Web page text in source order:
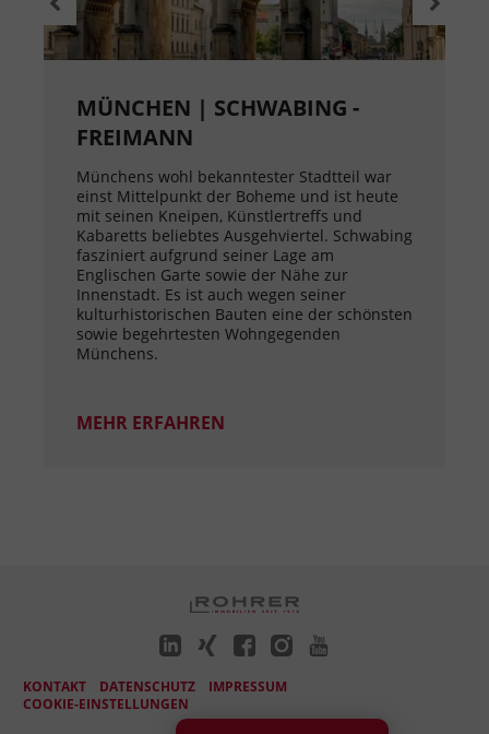
MÜNCHEN | SCHWABING -
FREIMANN
Münchens wohl bekanntester Stadtteil war
einst Mittelpunkt der Boheme und ist heute
mit seinen Kneipen, Künstlertreffs und
Kabaretts beliebtes Ausgehviertel. Schwabing
fasziniert aufgrund seiner Lage am
Englischen Garte sowie der Nähe zur
Innenstadt. Es ist auch wegen seiner
kulturhistorischen Bauten eine der schönsten
sowie begehrtesten Wohngegenden
Münchens.
MEHR ERFAHREN
KONTAKT DATENSCHUTZ
IMPRESSUM
COOKIE-EINSTELLUNGEN